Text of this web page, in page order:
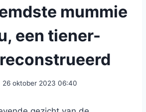
mummie
een tiener-
26 oktober 2023 06:40